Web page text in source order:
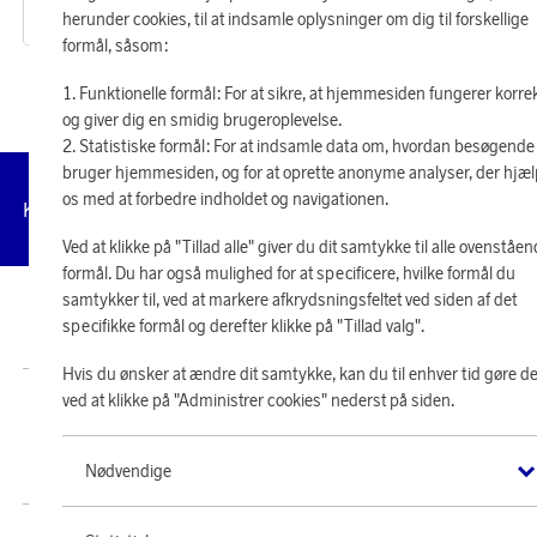
263 kr
eller 150 kr
herunder cookies, til at indsamle oplysninger om dig til forskellige
formål, såsom:
Funktionelle formål: For at sikre, at hjemmesiden fungerer
og giver dig en smidig brugeroplevelse.
Statistiske formål: For at indsamle data om, hvordan besøgende
bruger hjemmesiden, og for at oprette anonyme analyser, der
os med at forbedre indholdet og navigationen.
Ved at klikke på "Tillad alle" giver du dit samtykke til alle
formål. Du har også mulighed for at specificere, hvilke formål du
samtykker til, ved at markere afkrydsningsfeltet ved siden af det
specifikke formål og derefter klikke på "Tillad valg".
Hvis du ønsker at ændre dit samtykke, kan du til enhver tid gøre
ved at klikke på "Administrer cookies" nederst på siden.
Nødvendige
Kundeservice Vilkår Privatlivspolitik
Administrer
© 2026 Scandinavian Airlines System-Denmark-Norway-Sweden, org.nr
902001-7720, 195 87 Stockholm
Butik SAS EuroBonus drives af Crossroads Loyalty Solutions ApS (Park Allé